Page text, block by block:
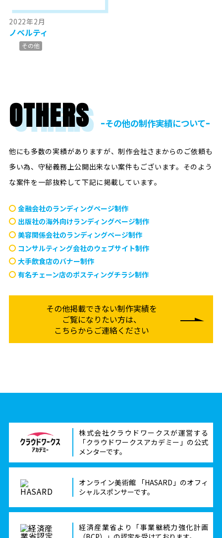
2022年2月
ノベルティ
その他
OTHERS ｰその他の制作実績についてｰ
他にも多数の実績がありますが、制作会社さまからのご依頼も
多い為、守秘義務上公開出来ない案件もございます。 そのよう
な案件を一部抜粋して下記に掲載しています。
金融会社のランディングページ制作
出版社の海外向けランディングページ制作
美容関係会社のランディングページ制作
コンサルティング会社のウェブサイト制作
大手飲食店のバナー制作
有名チェーン店のポスティングチラシ制作
その他掲載できない制作実績を
ご覧になりたい方は、
こちらからご連絡ください
株式会社クラウドワークスが運営する
「クラウドワークスアカデミー」の公式
メンターです。
オンライン美術館 「HASARD」のオフィ
シャルスポンサーです。
経済産業省より「事業継続力強化計画